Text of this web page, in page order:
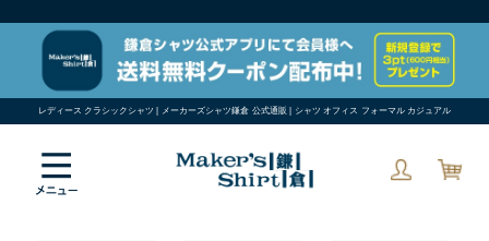
レディース クラシックシャツ | メーカーズシャツ鎌倉 公式通販 | シャツ オフィス フォーマル カジュアル